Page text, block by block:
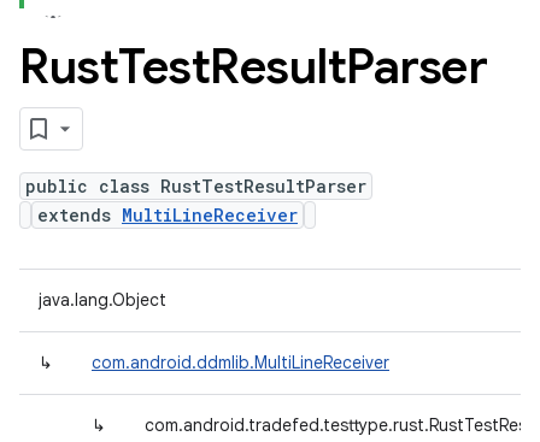
RustTestResultParser
public class RustTestResultParser
extends MultiLineReceiver
java.lang.Object
↳ com.android.ddmlib.MultiLineReceiver
↳